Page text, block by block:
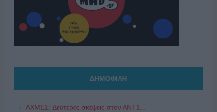
ΔΗΜΟΦΙΛΗ
ΑΧΜΕΣ: Δεύτερες σκέψεις στον ΑΝΤ1...